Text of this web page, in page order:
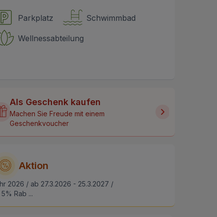
Parkplatz Schwimmbad
Wellnessabteilung
Als Geschenk kaufen
Machen Sie Freude mit einem
Geschenkvoucher
Aktion
2026 / ab 27.3.2026 - 25.3.2027 /
Rab ...